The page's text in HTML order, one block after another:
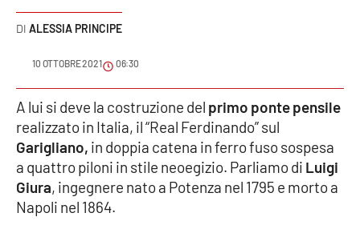
Meteo
VIDEO
Ambiente
Cronaca
ALESSIA PRINCIPE
10 OTTOBRE 2021 06:30
A lui si deve la costruzione del primo ponte pensile
realizzato in Italia, il “Real Ferdinando” sul
Garigliano, in doppia catena in ferro fuso sospesa
a quattro piloni in stile neoegizio. Parliamo di Luigi
Giura, ingegnere nato a Potenza nel 1795 e morto a
Napoli nel 1864.